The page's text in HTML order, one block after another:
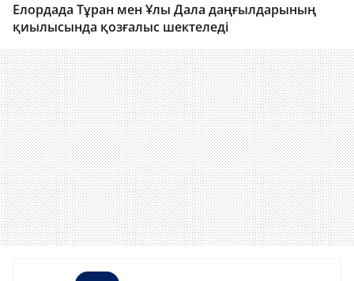
Елордада Тұран мен Ұлы Дала даңғылдарының
қиылысында қозғалыс шектеледі